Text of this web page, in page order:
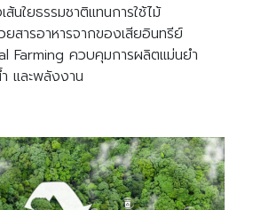
ส้นใยธรรมชาติแทนการใช้ไม้
สารอาหารจากของเสียอินทรีย์
Farming ควบคุมการผลิตแม่นยำ
และพลังงาน